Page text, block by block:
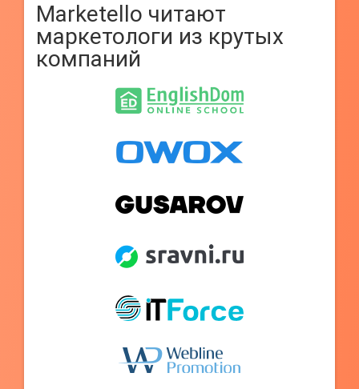
Marketello читают
маркетологи из крутых
компаний